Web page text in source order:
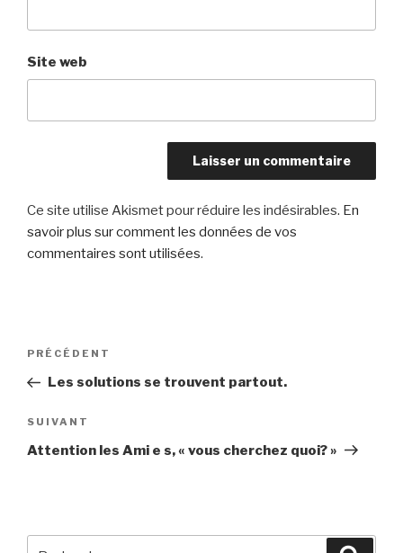
Site web
Ce site utilise Akismet pour réduire les indésirables. En
savoir plus sur comment les données de vos
commentaires sont utilisées.
Navigation
l’article
Article
précédent
PRÉCÉDENT
Les solutions se trouvent partout.
Article
suivant
SUIVANT
Attention les Ami e s, « vous cherchez quoi? »